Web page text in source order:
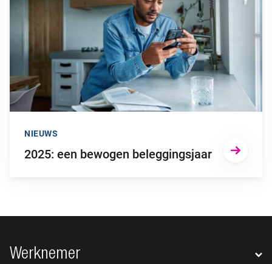
2025: een bewogen beleggingsjaar
NIEUWS
Footer navigatie
Werknemer